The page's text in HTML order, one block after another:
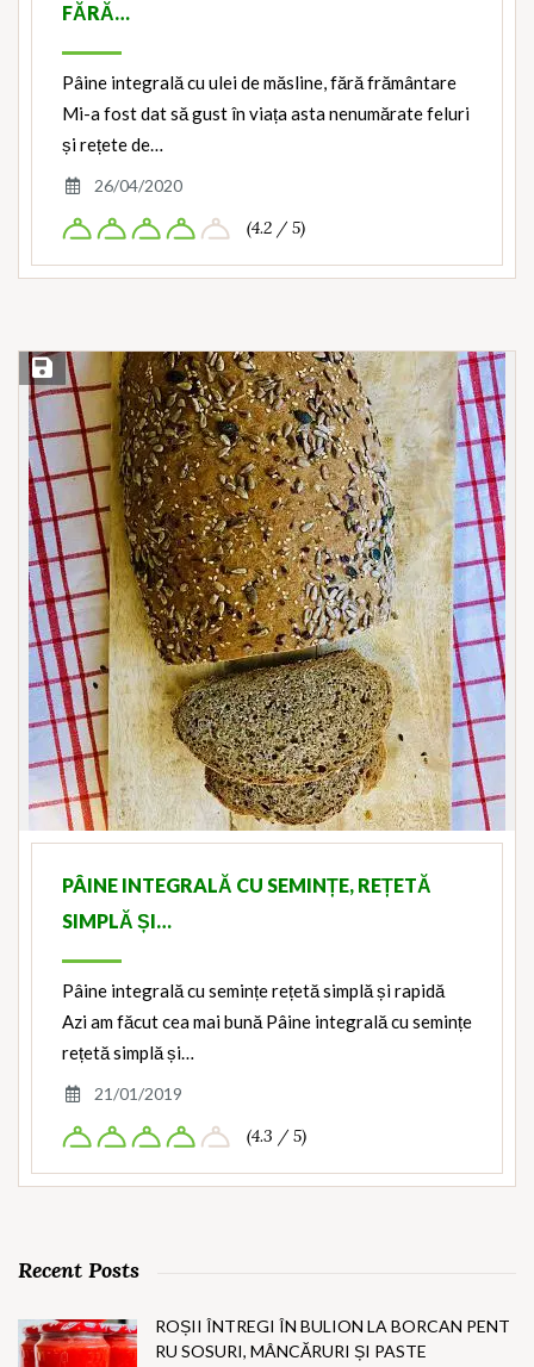
FĂRĂ…
Pâine integrală cu ulei de măsline, fără frământare
Mi-a fost dat să gust în viața asta nenumărate feluri
și rețete de…
26/04/2020
(4.2 / 5)
Save Recipe
PÂINE INTEGRALĂ CU SEMINȚE, REȚETĂ
SIMPLĂ ȘI…
Pâine integrală cu semințe rețetă simplă și rapidă
Azi am făcut cea mai bună Pâine integrală cu semințe
rețetă simplă și…
21/01/2019
(4.3 / 5)
Recent Posts
ROȘII ÎNTREGI ÎN BULION LA BORCAN PENT
RU SOSURI, MÂNCĂRURI ȘI PASTE